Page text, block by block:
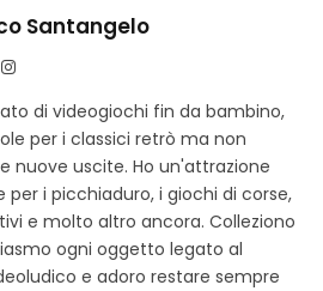
Santangelo
I
s
t
a
m
di videogiochi fin da bambino,
per i classici retrò ma non
nuove uscite. Ho un'attrazione
per i picchiaduro, i giochi di corse,
e molto altro ancora. Colleziono
ogni oggetto legato al
e adoro restare sempre